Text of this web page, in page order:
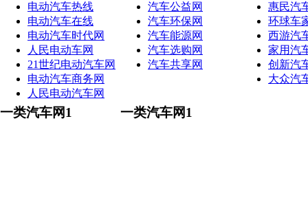
电动汽车热线
电动汽车在线
电动汽车时代网
人民电动车网
21世纪电动汽车网
电动汽车商务网
人民电动汽车网
汽车公益网
汽车环保网
汽车能源网
汽车选购网
汽车共享网
惠民汽
环球车
西游汽
家用汽
创新汽
大众汽
一类汽车网1 一类汽车网1